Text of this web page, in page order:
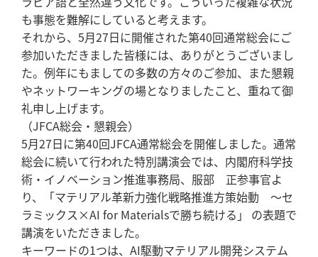
も事態を難解にしていると考えます。
それから、5月27日に開催された第40回通常総会にご
参加いただきました皆様には、ありがとうございまし
た。例年にもましての多数の方々のご参加、また懇親
やネットワーキングの場となりましたこと、重ねて御
礼申し上げます。
（JFCA総会・懇親会）
5月27日に第40回JFCA通常総会を開催しました。通常
総会に続いて行われた特別講演会では、内閣府科学技
術・イノベーション推進事務局、服部 正参事官よ
り、「マテリアル革新力強化戦略推進方策始動 ～セ
ラミックス×AI for Materialsで勝ち続ける」 の表題で
講演をいただきました。
キーワードの1つは、AI駆動マテリアル開発システム